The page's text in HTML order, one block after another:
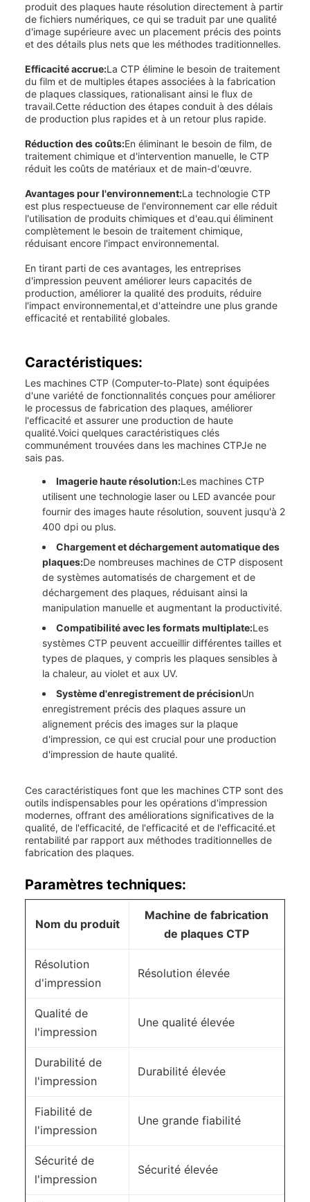
produit des plaques haute résolution directement à partir
de fichiers numériques, ce qui se traduit par une qualité
d'image supérieure avec un placement précis des points
et des détails plus nets que les méthodes traditionnelles.
Efficacité accrue:La CTP élimine le besoin de traitement
du film et de multiples étapes associées à la fabrication
de plaques classiques, rationalisant ainsi le flux de
travail.Cette réduction des étapes conduit à des délais
de production plus rapides et à un retour plus rapide.
Réduction des coûts:En éliminant le besoin de film, de
traitement chimique et d'intervention manuelle, le CTP
réduit les coûts de matériaux et de main-d'œuvre.
Avantages pour l'environnement:La technologie CTP
est plus respectueuse de l'environnement car elle réduit
l'utilisation de produits chimiques et d'eau.qui éliminent
complètement le besoin de traitement chimique,
réduisant encore l'impact environnemental.
En tirant parti de ces avantages, les entreprises
d'impression peuvent améliorer leurs capacités de
production, améliorer la qualité des produits, réduire
l'impact environnemental,et d'atteindre une plus grande
efficacité et rentabilité globales.
Caractéristiques:
Les machines CTP (Computer-to-Plate) sont équipées
d'une variété de fonctionnalités conçues pour améliorer
le processus de fabrication des plaques, améliorer
l'efficacité et assurer une production de haute
qualité.Voici quelques caractéristiques clés
communément trouvées dans les machines CTPJe ne
sais pas.
Imagerie haute résolution:Les machines CTP
utilisent une technologie laser ou LED avancée pour
fournir des images haute résolution, souvent jusqu'à 2
400 dpi ou plus.
Chargement et déchargement automatique des
plaques:De nombreuses machines de CTP disposent
de systèmes automatisés de chargement et de
déchargement des plaques, réduisant ainsi la
manipulation manuelle et augmentant la productivité.
Compatibilité avec les formats multiplate:Les
systèmes CTP peuvent accueillir différentes tailles et
types de plaques, y compris les plaques sensibles à
la chaleur, au violet et aux UV.
Système d'enregistrement de précisionUn
enregistrement précis des plaques assure un
alignement précis des images sur la plaque
d'impression, ce qui est crucial pour une production
d'impression de haute qualité.
Ces caractéristiques font que les machines CTP sont des
outils indispensables pour les opérations d'impression
modernes, offrant des améliorations significatives de la
qualité, de l'efficacité, de l'efficacité et de l'efficacité.et
rentabilité par rapport aux méthodes traditionnelles de
fabrication des plaques.
Paramètres techniques:
Nom du produit
Machine de fabrication
de plaques CTP
Résolution
d'impression
Résolution élevée
Qualité de
l'impression
Une qualité élevée
Durabilité de
l'impression
Durabilité élevée
Fiabilité de
l'impression
Une grande fiabilité
Sécurité de
l'impression
Sécurité élevée